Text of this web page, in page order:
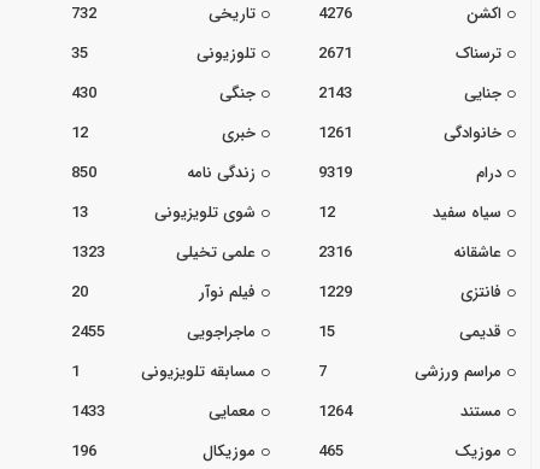
اکشن
4276 تاریخی
732
ترسناک
2671 تلوزیونی
35
جنایی
2143 جنگی
430
خانوادگی
1261 خبری
12
درام
9319 زندگی نامه
850
سیاه سفید
12 شوی تلویزیونی
13
عاشقانه
2316 علمی تخیلی
1323
فانتزی
1229 فیلم نوآر
20
قدیمی
15 ماجراجویی
2455
مراسم ورزشی
7 مسابقه تلویزیونی
1
مستند
1264 معمایی
1433
موزیک
465 موزیکال
196